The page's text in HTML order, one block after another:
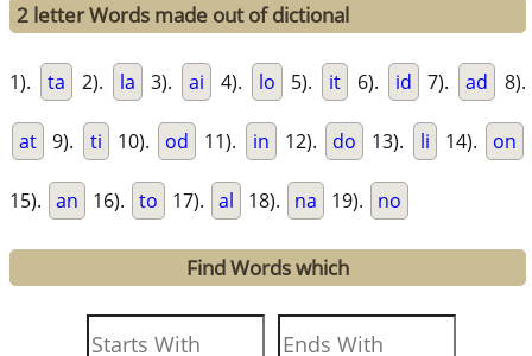
2 letter Words made out of dictional
1). ta 2). la 3). ai 4). lo 5). it 6). id 7). ad 8).
at 9). ti 10). od 11). in 12). do 13). li 14). on
15). an 16). to 17). al 18). na 19). no
Find Words which